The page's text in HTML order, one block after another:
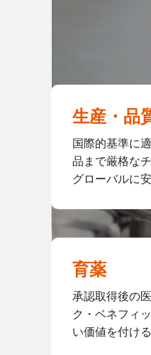
生産・品
国際的基準に
品まで厳格な
グローバルに
育薬
承認取得後の
ク・ベネフィ
い価値を付け